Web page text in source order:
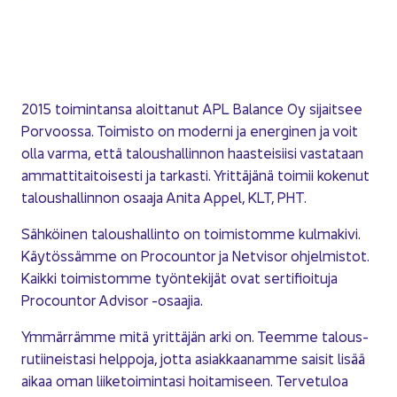
2015 toi­min­tan­sa aloit­ta­nut APL Ba­lance Oy si­jait­see
Por­voos­sa. Toi­mis­to on mo­der­ni ja ener­gi­nen ja voit
olla varma, että ta­lous­hal­lin­non haas­tei­sii­si vas­ta­taan
am­mat­ti­tai­toi­ses­ti ja tar­kas­ti. Yrit­tä­jä­nä toi­mii ko­ke­nut
ta­lous­hal­lin­non osaa­ja Anita Appel, KLT, PHT.
Säh­köi­nen ta­lous­hal­lin­to on toi­mis­tom­me kul­ma­ki­vi.
Käy­tös­säm­me on Procoun­tor ja Net­vi­sor oh­jel­mis­tot.
Kaik­ki toi­mis­tom­me työn­te­ki­jät ovat ser­ti­fioi­tu­ja
Procoun­tor Ad­vi­sor -​osaajia.
Ym­mär­räm­me mitä yrit­tä­jän arki on. Teem­me ta­lous­
ru­tii­neis­ta­si help­po­ja, jotta asiak­kaa­nam­me sai­sit lisää
aikaa oman lii­ke­toi­min­ta­si hoi­ta­mi­seen. Ter­ve­tu­loa